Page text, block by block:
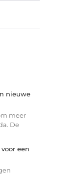
nieuwe
meer
De
een